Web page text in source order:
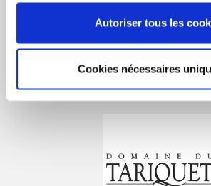
Autoriser tous les
Cookies nécessaires